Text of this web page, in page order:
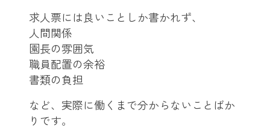
求人票には良いことしか書かれず、
人間関係
園長の雰囲気
職員配置の余裕
書類の負担
など、実際に働くまで分からないことばか
りです。